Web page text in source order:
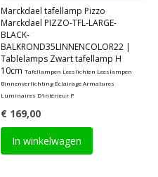
Marckdael tafellamp Pizzo
Marckdael PIZZO-TFL-LARGE-
BLACK-
BALKROND35LINNENCOLOR22 |
Tablelamps Zwart tafellamp H
10cm Tafellampen Leeslichten Leeslampen
Binnenverlichting Éclairage Armatures
Luminaires D'intérieur P
€ 169,00
In winkelwagen